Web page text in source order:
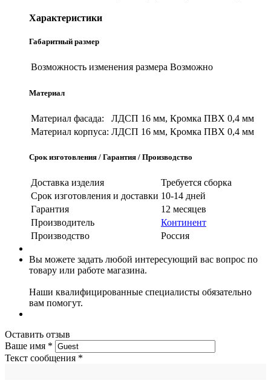
Характеристики
Габаритный размер
Возможность изменения размера Возможно
Материал
Материал фасада:
ЛДСП 16 мм, Кромка ПВХ 0,4 мм
Материал корпуса: ЛДСП 16 мм, Кромка ПВХ 0,4 мм
Срок изготовления / Гарантия / Производство
Доставка изделия
Требуется сборка
Срок изготовления и доставки 10-14 дней
Гарантия
12 месяцев
Производитель
Континент
Производство
Россия
Вы можете задать любой интересующий вас вопрос по
товару или работе магазина.
Наши квалифицированные специалисты обязательно
вам помогут.
Оставить отзыв
Ваше имя *
Текст сообщения *